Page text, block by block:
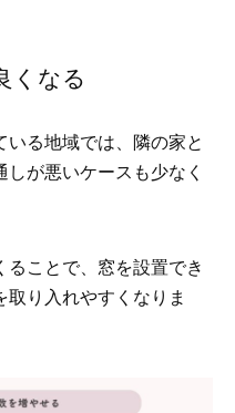
くなる
いる地域では、隣の家と
が悪いケースも少なく
ことで、窓を設置でき
り入れやすくなりま